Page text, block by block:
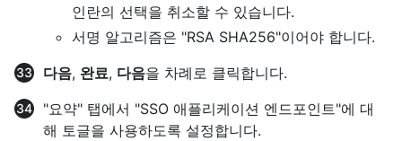
인란의 선택을 취소할 수 있습니다.
서명 알고리즘은 "RSA SHA256"이어야 합니다.
다음, 완료, 다음을 차례로 클릭합니다.
"요약" 탭에서 "SSO 애플리케이션 엔드포인트"에 대
해 토글을 사용하도록 설정합니다.